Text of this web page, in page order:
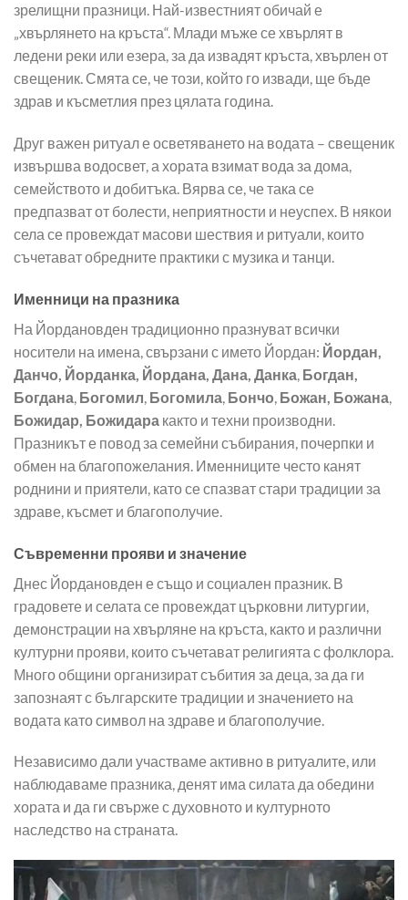
зрелищни празници. Най-известният обичай е
„хвърлянето на кръста“. Млади мъже се хвърлят в
ледени реки или езера, за да извадят кръста, хвърлен от
свещеник. Смята се, че този, който го извади, ще бъде
здрав и късметлия през цялата година.
Друг важен ритуал е осветяването на водата – свещеник
извършва водосвет, а хората взимат вода за дома,
семейството и добитъка. Вярва се, че така се
предпазват от болести, неприятности и неуспех. В някои
села се провеждат масови шествия и ритуали, които
съчетават обредните практики с музика и танци.
Именници на празника
На Йордановден традиционно празнуват всички
носители на имена, свързани с името Йордан: Йордан,
Данчо, Йорданка, Йордана, Дана, Данка Богдан,
Богдана Богомил Богомила Бончо Божан, Божана
Божидар, Божидара както и техни производни.
Празникът е повод за семейни събирания, почерпки и
обмен на благопожелания. Именниците често канят
роднини и приятели, като се спазват стари традиции за
здраве, късмет и благополучие.
Съвременни прояви и значение
Днес Йордановден е също и социален празник. В
градовете и селата се провеждат църковни литургии,
демонстрации на хвърляне на кръста, както и различни
културни прояви, които съчетават религията с фолклора.
Много общини организират събития за деца, за да ги
запознаят с българските традиции и значението на
водата като символ на здраве и благополучие.
Независимо дали участваме активно в ритуалите, или
наблюдаваме празника, денят има силата да обедини
хората и да ги свърже с духовното и културното
наследство на страната.